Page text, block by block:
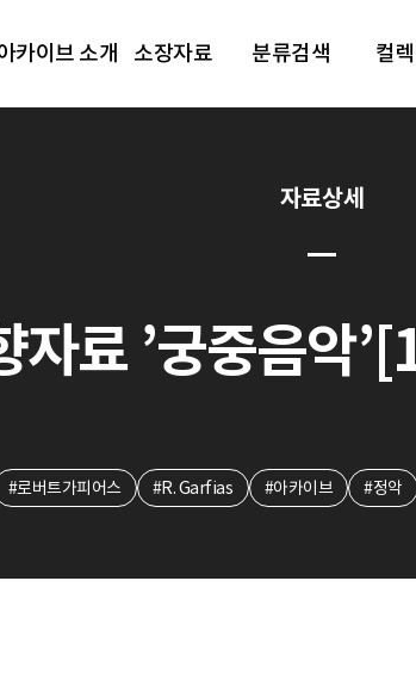
카이브 소개 소장자료 분류검색 컬
자료상세
료 ’궁중음악
#로버트가피어스 #R. Garfias #아카이브 #정악